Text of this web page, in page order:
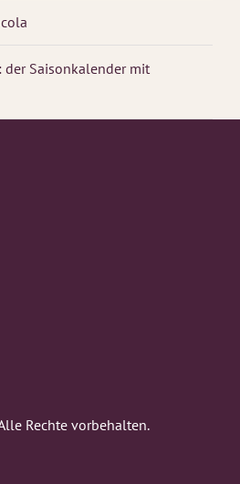
Saisonkalender mit
Rechte vorbehalten.